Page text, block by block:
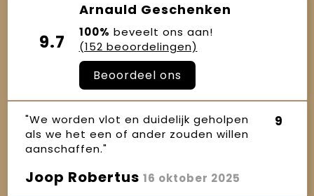
9.7
Arnauld Geschenken
100% beveelt ons aan!
(152 beoordelingen)
Beoordeel ons
"We worden vlot en duidelijk geholpen
als we het een of ander zouden willen
aanschaffen."
9
Joop Robertus 16 oktober 2025